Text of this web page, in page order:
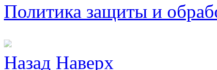
Политика защиты и
Назад Наверх